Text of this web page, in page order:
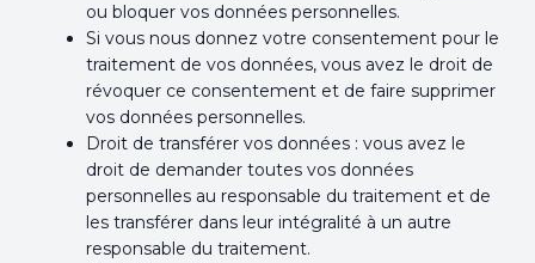
ou bloquer vos données personnelles.
Si vous nous donnez votre consentement pour le
traitement de vos données, vous avez le droit de
révoquer ce consentement et de faire supprimer
vos données personnelles.
Droit de transférer vos données : vous avez le
droit de demander toutes vos données
personnelles au responsable du traitement et de
les transférer dans leur intégralité à un autre
responsable du traitement.